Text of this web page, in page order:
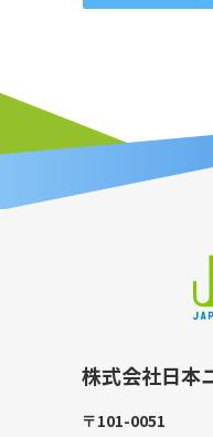
株式会社日本
〒101-0051